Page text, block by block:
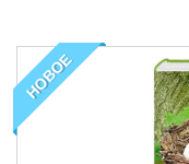
НОВОЕ